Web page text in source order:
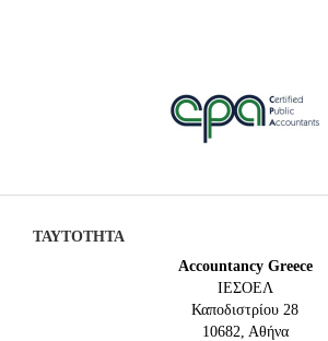
ΤΑΥΤΟΤΗΤΑ
Accountancy Greece
IEΣΟΕΛ
Καποδιστρίου 28
10682, Αθήνα